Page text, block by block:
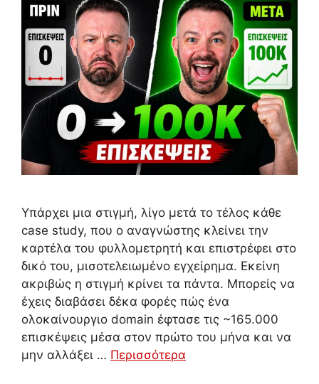
Υπάρχει μια στιγμή, λίγο μετά το τέλος κάθε
case study, που ο αναγνώστης κλείνει την
καρτέλα του φυλλομετρητή και επιστρέφει στο
δικό του, μισοτελειωμένο εγχείρημα. Εκείνη
ακριβώς η στιγμή κρίνει τα πάντα. Μπορείς να
έχεις διαβάσει δέκα φορές πώς ένα
ολοκαίνουργιο domain έφτασε τις ~165.000
επισκέψεις μέσα στον πρώτο του μήνα και να
μην αλλάξει … Περισσότερα